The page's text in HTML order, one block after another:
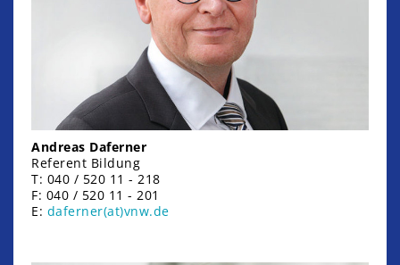
Andreas Daferner
Referent Bildung
T: 040 / 520 11 - 218
F: 040 / 520 11 - 201
E: daferner(at)vnw.de